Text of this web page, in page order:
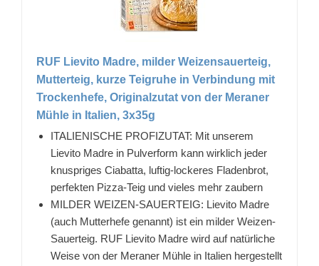
RUF Lievito Madre, milder Weizensauerteig,
Mutterteig, kurze Teigruhe in Verbindung mit
Trockenhefe, Originalzutat von der Meraner
Mühle in Italien, 3x35g
ITALIENISCHE PROFIZUTAT: Mit unserem
Lievito Madre in Pulverform kann wirklich jeder
knuspriges Ciabatta, luftig-lockeres Fladenbrot,
perfekten Pizza-Teig und vieles mehr zaubern
MILDER WEIZEN-SAUERTEIG: Lievito Madre
(auch Mutterhefe genannt) ist ein milder Weizen-
Sauerteig. RUF Lievito Madre wird auf natürliche
Weise von der Meraner Mühle in Italien hergestellt